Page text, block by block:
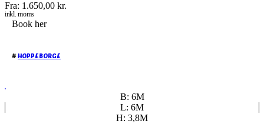
Fra: 1.650,00 kr.
inkl. moms
Book her
#HOPPEBORGE
B: 6M
L: 6M
H: 3,8M